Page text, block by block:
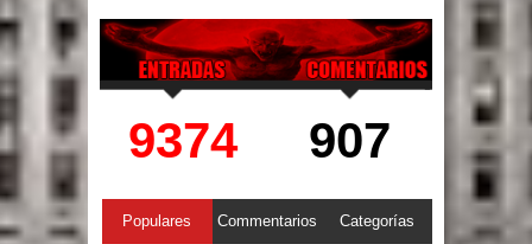
9374 907
Populares Commentarios Categorías